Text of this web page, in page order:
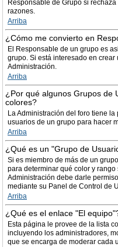
Responsable de Grupo si
razones.
Arriba
¿Cómo me convierto en
El Responsable de un grupo es
grupo. Si está interesado en
Administración.
Arriba
¿Por qué algunos Grupos de
colores?
La Administración del foro tiene
usuarios de un grupo para hacer
Arriba
¿Qué es un "Grupo de
Si es miembro de más de un
para determinar qué color y
Administración debe darle
mediante su Panel de Control de
Arriba
¿Qué es el enlace "El
Esta página le provee de la lista
incluyendo los administradores,
que se encarga de moderar cada